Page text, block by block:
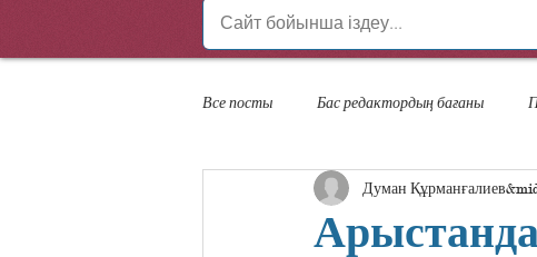
Все посты Бас редактордың бағаны
«Арыстан» мамандандырылған лицейі
Думан Құрманғалиев